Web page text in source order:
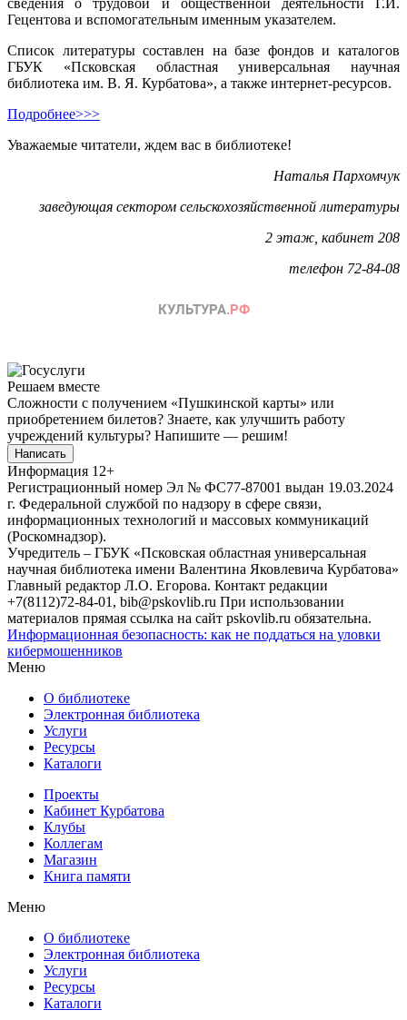
Гецентова и вспомогательным именным указателем.
Список литературы составлен на базе фондов и каталогов
ГБУК «Псковская областная универсальная научная
библиотека им. В. Я. Курбатова», а также интернет-ресурсов.
Подробнее>>>
Уважаемые читатели, ждем вас в библиотеке!
Наталья Пархомчук
заведующая сектором сельскохозяйственной литературы
2 этаж, кабинет 208
телефон 72-84-08
Решаем вместе
Сложности с получением «Пушкинской карты» или
приобретением билетов? Знаете, как улучшить работу
учреждений культуры? Напишите — решим!
Написать
Информация 12+
Регистрационный номер Эл № ФС77-87001 выдан 19.03.2024
г. Федеральной службой по надзору в сфере связи,
информационных технологий и массовых коммуникаций
(Роскомнадзор).
Учредитель – ГБУК «Псковская областная универсальная
научная библиотека имени Валентина Яковлевича Курбатова»
Главный редактор Л.О. Егорова. Контакт редакции
+7(8112)72-84-01, bib@pskovlib.ru При использовании
материалов прямая ссылка на сайт pskovlib.ru обязательна.
Информационная безопасность: как не поддаться на уловки
кибермошенников
Меню
О библиотеке
Электронная библиотека
Услуги
Ресурсы
Каталоги
Проекты
Кабинет Курбатова
Клубы
Коллегам
Магазин
Книга памяти
Меню
О библиотеке
Электронная библиотека
Услуги
Ресурсы
Каталоги